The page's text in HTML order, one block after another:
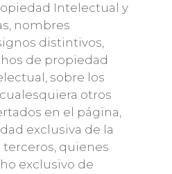
Intelectual y
nombres
distintivos,
de propiedad
sobre los
otros
en el página,
exclusiva de la
terceros, quienes
exclusivo de